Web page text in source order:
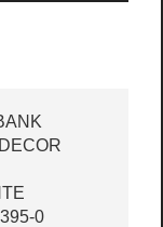
0